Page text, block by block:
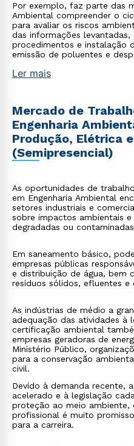
Por exemplo, faz parte das
Ambiental compreender o
para avaliar os riscos
das informações
procedimentos e instalação
emissão de poluentes e
Ler mais
Mercado de
Engenharia
Produção, Elétrica
(Semipresencial)
As oportunidades de
em Engenharia Ambiental
setores industriais e
sobre impactos ambientais
degradadas ou
Em saneamento básico,
empresas públicas
e distribuição de água, bem
resíduos sólidos, efluentes e
As indústrias de médio a
adequação das atividades à
certificação ambiental
empresas geradoras de
Ministério Público,
para a conservação
civil.
Devido à demanda recente,
acelerado e à legislação
proteção ao meio ambiente,
profissional é muito
para a carreira.